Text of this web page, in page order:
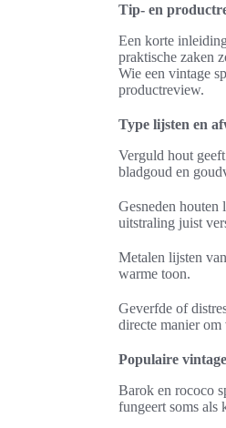
Tip- en
Een korte
praktische zaken
Wie een vintage
productreview.
Type lijsten en
Verguld hout
bladgoud en
Gesneden houten
uitstraling juist
Metalen lijsten
warme toon.
Geverfde of
directe manier om
Populaire
Barok en rococo
fungeert soms als